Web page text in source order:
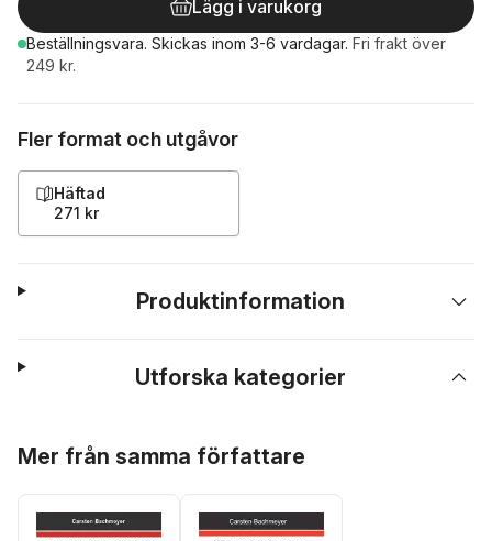
Lägg i varukorg
Beställningsvara. Skickas inom 3-6 vardagar. Fri frakt över
249 kr.
Fler format och utgåvor
Häftad
271 kr
Produktinformation
Utforska kategorier
Mer från samma författare